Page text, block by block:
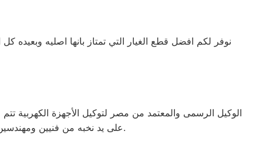
نوفر لكم افضل قطع الغيار التي تمتاز بانها اصليه وبعيده
الوكيل الرسمى والمعتمد من مصر لتوكيل الأجهزة
على يد نخبه من فنيين ومهندسين المدربيين على أعلى مستوى من خلال الدورات التدربيه. الذى يقدمه لجميع الاجهزة الكهربية لجميع العملاء على مستوى محافظات مصر.